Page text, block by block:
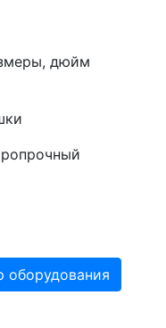
дюйм
оборудования